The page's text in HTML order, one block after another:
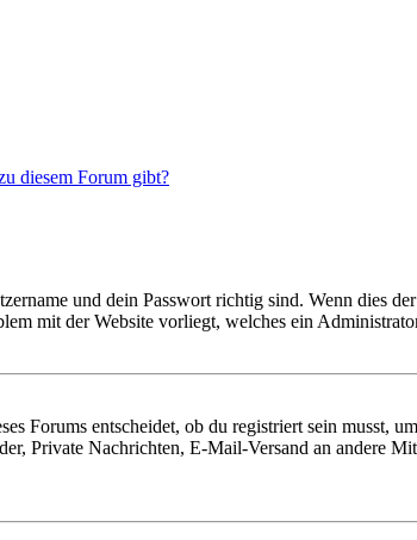
diesem Forum gibt?
und dein Passwort richtig sind. Wenn dies
mit der Website vorliegt, welches ein
Forums entscheidet, ob du registriert sein musst,
Private Nachrichten, E-Mail-Versand an andere